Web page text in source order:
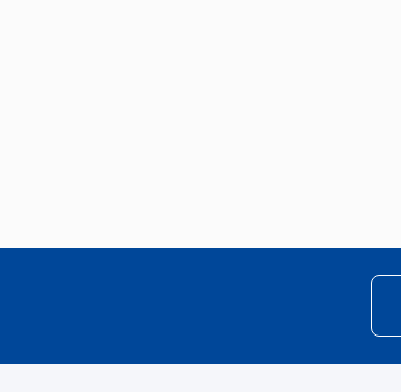
Neuwagen-